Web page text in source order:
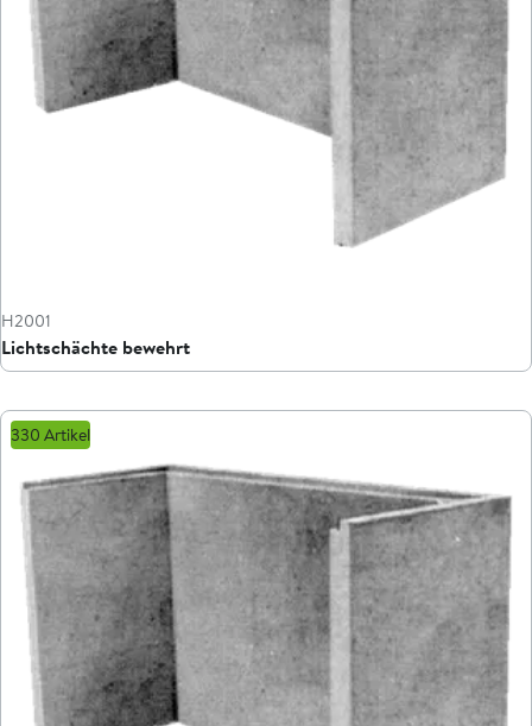
H2001
Lichtschächte bewehrt
330 Artikel